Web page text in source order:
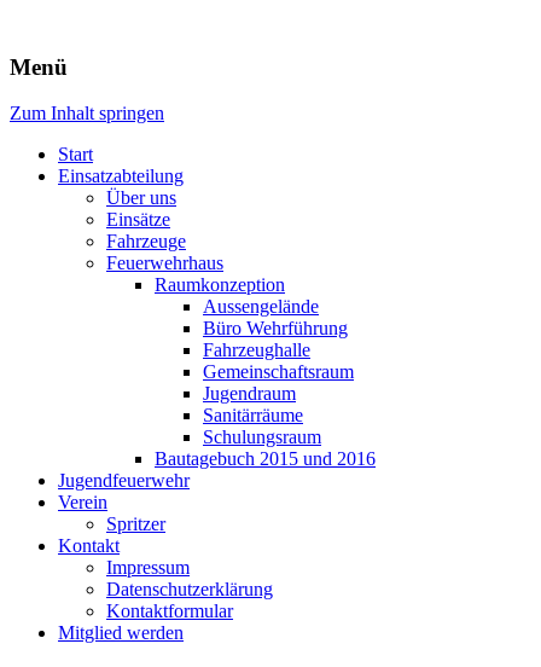
Freiwillige Feuerwehr Rodheim
v.d.H.
Menü
Zum Inhalt springen
Start
Einsatzabteilung
Über uns
Einsätze
Fahrzeuge
Feuerwehrhaus
Raumkonzeption
Aussengelände
Büro Wehrführung
Fahrzeughalle
Gemeinschaftsraum
Jugendraum
Sanitärräume
Schulungsraum
Bautagebuch 2015 und 2016
Jugendfeuerwehr
Verein
Spritzer
Kontakt
Impressum
Datenschutzerklärung
Kontaktformular
Mitglied werden